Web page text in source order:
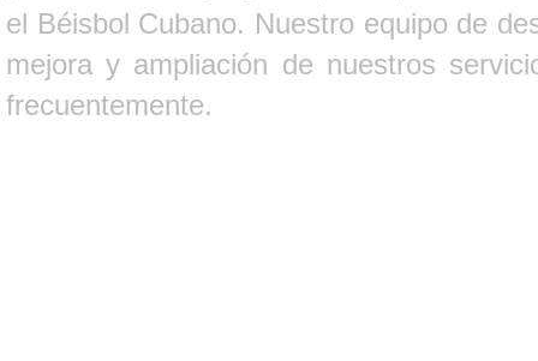
el Béisbol Cubano. Nuestro equipo de
mejora y ampliación de nuestros
frecuentemente.